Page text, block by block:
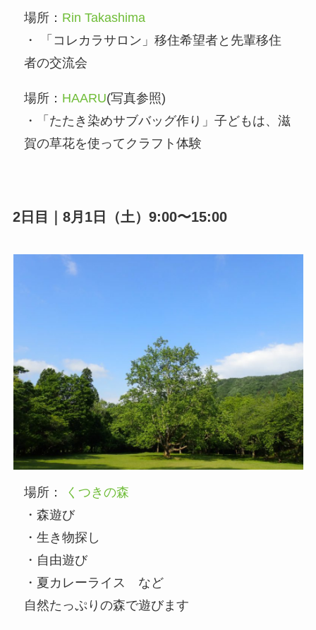
場所： Rin Takashima
・ 「コレカラサロン」移住希望者と先輩移住
者の交流会
場所： HAARU(写真参照)
・「たたき染めサブバッグ作り」子どもは、滋
賀の草花を使ってクラフト体験
2日目｜8月1日（土）9:00〜15:00
場所：
くつきの森
・森遊び
・生き物探し
・自由遊び
・夏カレーライス など
自然たっぷりの森で遊びます